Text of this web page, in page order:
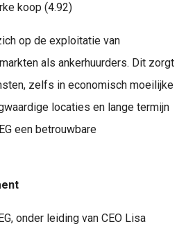
koop (4.92)
op de exploitatie van
als ankerhuurders. Dit zorgt
zelfs in economisch moeilijke
locaties en lange termijn
een betrouwbare
onder leiding van CEO Lisa